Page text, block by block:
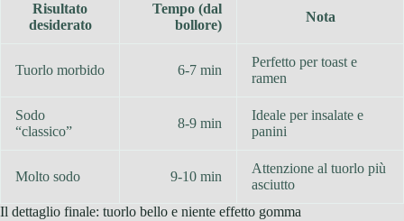
Risultato
desiderato
Tempo (dal
bollore)
Nota
Tuorlo morbido 6-7 min
Perfetto per toast e
ramen
Sodo
“classico”
8-9 min
Ideale per insalate e
panini
Molto sodo 9-10 min
Attenzione al tuorlo più
asciutto
Il dettaglio finale: tuorlo bello e niente effetto gomma